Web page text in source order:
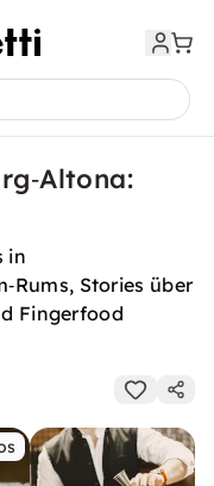
in
Stories über
Fingerfood